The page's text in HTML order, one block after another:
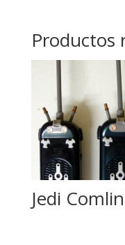
Productos
Jedi